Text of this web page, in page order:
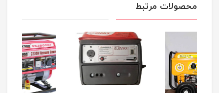
محصولات مرتبط